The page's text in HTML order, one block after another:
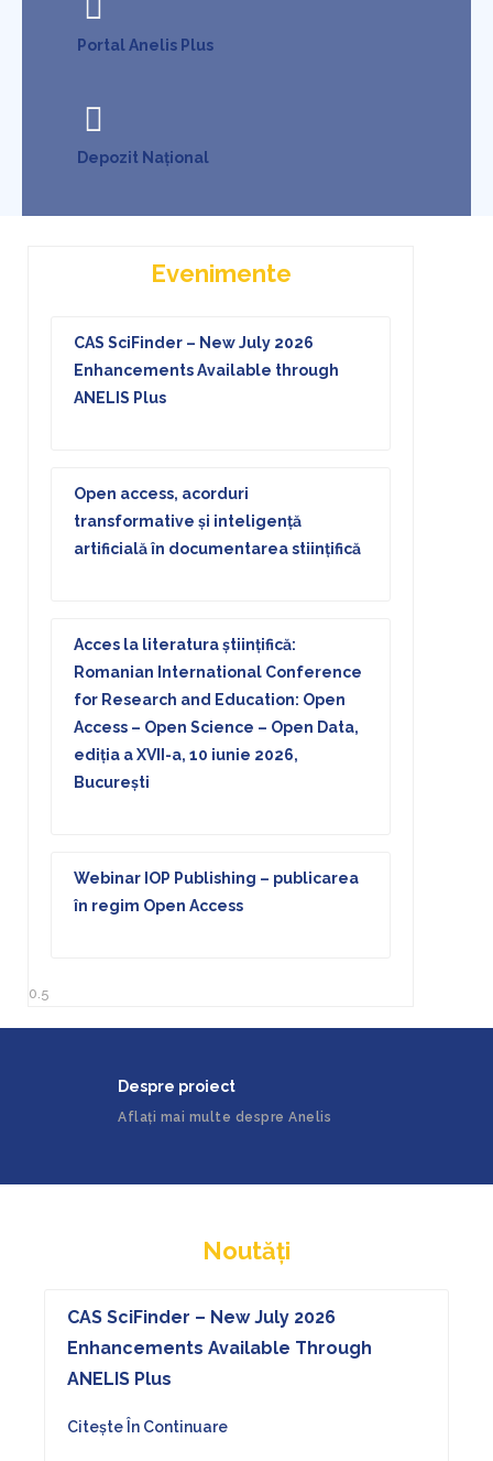
Portal Anelis Plus
Depozit Național
Evenimente
CAS SciFinder – New July 2026
Enhancements Available through
ANELIS Plus
Open access, acorduri
transformative și inteligență
artificială în documentarea stiințifică
Acces la literatura științifică:
Romanian International Conference
for Research and Education: Open
Access – Open Science – Open Data,
ediţia a XVII-a, 10 iunie 2026,
București
Webinar IOP Publishing – publicarea
în regim Open Access
Despre proiect
Aflați mai multe despre Anelis
Noutăți
CAS SciFinder – New July 2026
Enhancements Available Through
ANELIS Plus
Citește În Continuare